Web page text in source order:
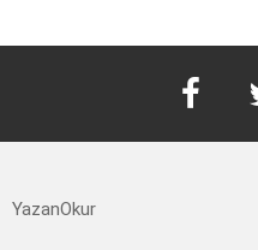
YazanOkur